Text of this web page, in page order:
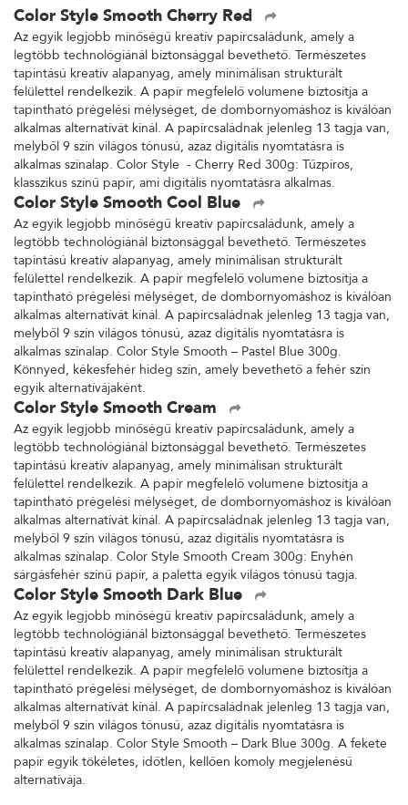
Color Style Smooth Cherry Red
Az egyik legjobb minőségű kreatív papírcsaládunk, amely a
legtöbb technológiánál biztonsággal bevethető. Természetes
tapintású kreatív alapanyag, amely minimálisan strukturált
felülettel rendelkezik. A papír megfelelő volumene biztosítja a
tapintható prégelési mélységet, de dombornyomáshoz is kiválóan
alkalmas alternatívát kínál. A papírcsaládnak jelenleg 13 tagja van,
melyből 9 szín világos tónusú, azaz digitális nyomtatásra is
alkalmas színalap. Color Style - Cherry Red 300g: Tűzpiros,
klasszikus színű papír, ami digitális nyomtatásra alkalmas.
Color Style Smooth Cool Blue
Az egyik legjobb minőségű kreatív papírcsaládunk, amely a
legtöbb technológiánál biztonsággal bevethető. Természetes
tapintású kreatív alapanyag, amely minimálisan strukturált
felülettel rendelkezik. A papír megfelelő volumene biztosítja a
tapintható prégelési mélységet, de dombornyomáshoz is kiválóan
alkalmas alternatívát kínál. A papírcsaládnak jelenleg 13 tagja van,
melyből 9 szín világos tónusú, azaz digitális nyomtatásra is
alkalmas színalap. Color Style Smooth – Pastel Blue 300g.
Könnyed, kékesfehér hideg szín, amely bevethető a fehér szín
egyik alternatívájaként.
Color Style Smooth Cream
Az egyik legjobb minőségű kreatív papírcsaládunk, amely a
legtöbb technológiánál biztonsággal bevethető. Természetes
tapintású kreatív alapanyag, amely minimálisan strukturált
felülettel rendelkezik. A papír megfelelő volumene biztosítja a
tapintható prégelési mélységet, de dombornyomáshoz is kiválóan
alkalmas alternatívát kínál. A papírcsaládnak jelenleg 13 tagja van,
melyből 9 szín világos tónusú, azaz digitális nyomtatásra is
alkalmas színalap. Color Style Smooth Cream 300g: Enyhén
sárgásfehér színű papír, a paletta egyik világos tónusú tagja.
Color Style Smooth Dark Blue
Az egyik legjobb minőségű kreatív papírcsaládunk, amely a
legtöbb technológiánál biztonsággal bevethető. Természetes
tapintású kreatív alapanyag, amely minimálisan strukturált
felülettel rendelkezik. A papír megfelelő volumene biztosítja a
tapintható prégelési mélységet, de dombornyomáshoz is kiválóan
alkalmas alternatívát kínál. A papírcsaládnak jelenleg 13 tagja van,
melyből 9 szín világos tónusú, azaz digitális nyomtatásra is
alkalmas színalap. Color Style Smooth – Dark Blue 300g. A fekete
papír egyik tökéletes, időtlen, kellően komoly megjelenésű
alternatívája.